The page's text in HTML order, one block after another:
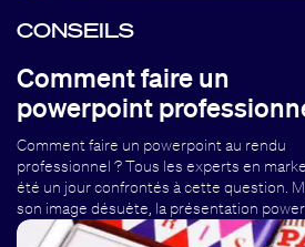
CONSEILS
Comment faire un
powerpoint
Comment faire un powerpoint au rendu
professionnel ? Tous les experts en
été un jour confrontés à cette question.
son image désuète, la présentation